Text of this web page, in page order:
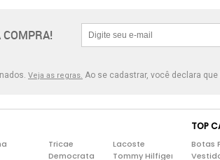
Veja as regras. Ao se cadastrar, você declara
Tricae
Democrata
Lacoste
Tommy Hilfiger
TOP
Botas